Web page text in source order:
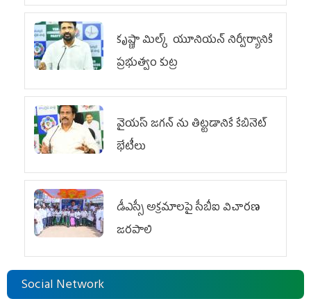
కృష్ణా మిల్క్‌ యూనియన్‌ నిర్వీర్యానికి
ప్రభుత్వం కుట్ర
వైయ‌స్ జగన్‌ ను తిట్టడానికే కేబినెట్‌
భేటీలు
డీఎస్సీ అక్రమాలపై సీబీఐ విచారణ
జరపాలి
Social Network